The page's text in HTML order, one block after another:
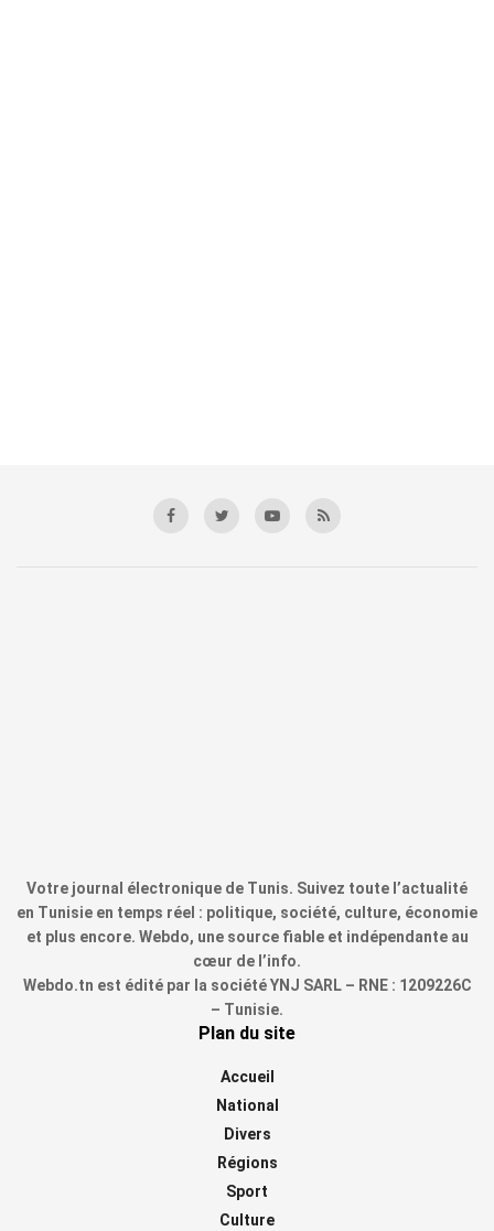
Votre journal électronique de Tunis. Suivez toute l’actualité
en Tunisie en temps réel : politique, société, culture, économie
et plus encore. Webdo, une source fiable et indépendante au
cœur de l’info.
Webdo.tn est édité par la société YNJ SARL – RNE : 1209226C
– Tunisie.
Plan du site
Accueil
National
Divers
Régions
Sport
Culture